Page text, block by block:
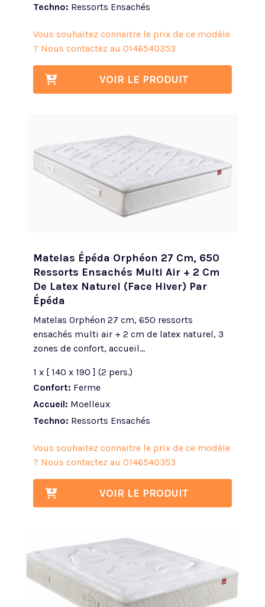
Techno: Ressorts Ensachés
Vous souhaitez connaitre le prix de ce modèle
? Nous contactez au 0146540353
VOIR LE PRODUIT
Matelas Épéda Orphéon 27 Cm, 650
Ressorts Ensachés Multi Air + 2 Cm
De Latex Naturel (face Hiver) Par
Épéda
Matelas Orphéon 27 cm, 650 ressorts
ensachés multi air + 2 cm de latex naturel, 3
zones de confort, accueil...
1 x [ 140 x 190 ] (2 pers.)
Confort: Ferme
Accueil: Moelleux
Techno: Ressorts Ensachés
Vous souhaitez connaitre le prix de ce modèle
? Nous contactez au 0146540353
VOIR LE PRODUIT